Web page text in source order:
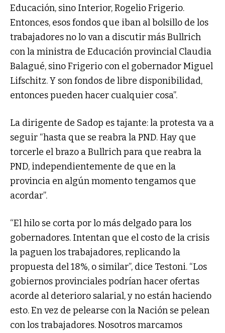
Educación, sino Interior, Rogelio Frigerio.
Entonces, esos fondos que iban al bolsillo de los
trabajadores no lo van a discutir más Bullrich
con la ministra de Educación provincial Claudia
Balagué, sino Frigerio con el gobernador Miguel
Lifschitz. Y son fondos de libre disponibilidad,
entonces pueden hacer cualquier cosa”.
La dirigente de Sadop es tajante: la protesta va a
seguir “hasta que se reabra la PND. Hay que
torcerle el brazo a Bullrich para que reabra la
PND, independientemente de que en la
provincia en algún momento tengamos que
acordar”.
“El hilo se corta por lo más delgado para los
gobernadores. Intentan que el costo de la crisis
la paguen los trabajadores, replicando la
propuesta del 18%, o similar”, dice Testoni. “Los
gobiernos provinciales podrían hacer ofertas
acorde al deterioro salarial, y no están haciendo
esto. En vez de pelearse con la Nación se pelean
con los trabajadores. Nosotros marcamos